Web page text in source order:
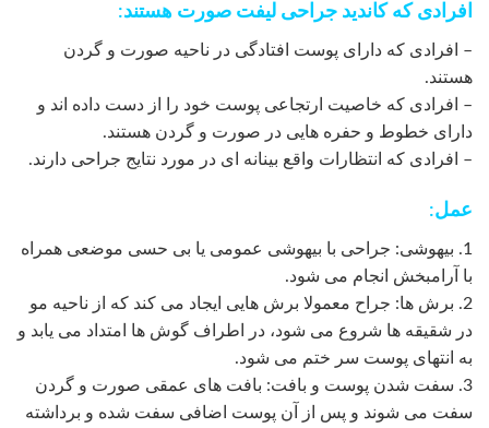
افرادی که کاندید جراحی لیفت صورت هستند:
– افرادی که دارای پوست افتادگی در ناحیه صورت و گردن
هستند.
– افرادی که خاصیت ارتجاعی پوست خود را از دست داده اند و
دارای خطوط و حفره هایی در صورت و گردن هستند.
– افرادی که انتظارات واقع بینانه ای در مورد نتایج جراحی دارند.
عمل:
1. بیهوشی: جراحی با بیهوشی عمومی یا بی حسی موضعی همراه
با آرامبخش انجام می شود.
2. برش ها: جراح معمولا برش هایی ایجاد می کند که از ناحیه مو
در شقیقه ها شروع می شود، در اطراف گوش ها امتداد می یابد و
به انتهای پوست سر ختم می شود.
3. سفت شدن پوست و بافت: بافت های عمقی صورت و گردن
سفت می شوند و پس از آن پوست اضافی سفت شده و برداشته